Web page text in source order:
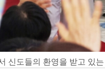
신도들의 환영을 받고 있